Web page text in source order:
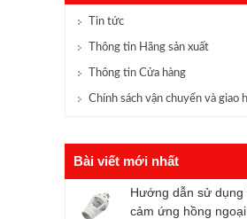
Tin tức
Thông tin Hãng sản xuất
Thông tin Cửa hàng
Chính sách vận chuyển và giao
Bài viết mới nhất
Hướng dẫn sử dụng
cảm ứng hồng